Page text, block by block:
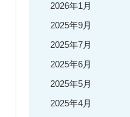
2026年1月
2025年9月
2025年7月
2025年6月
2025年5月
2025年4月